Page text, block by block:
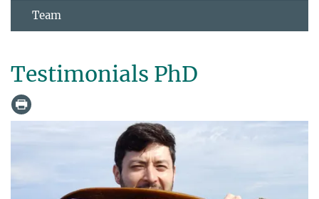
Team
Testimonials PhD